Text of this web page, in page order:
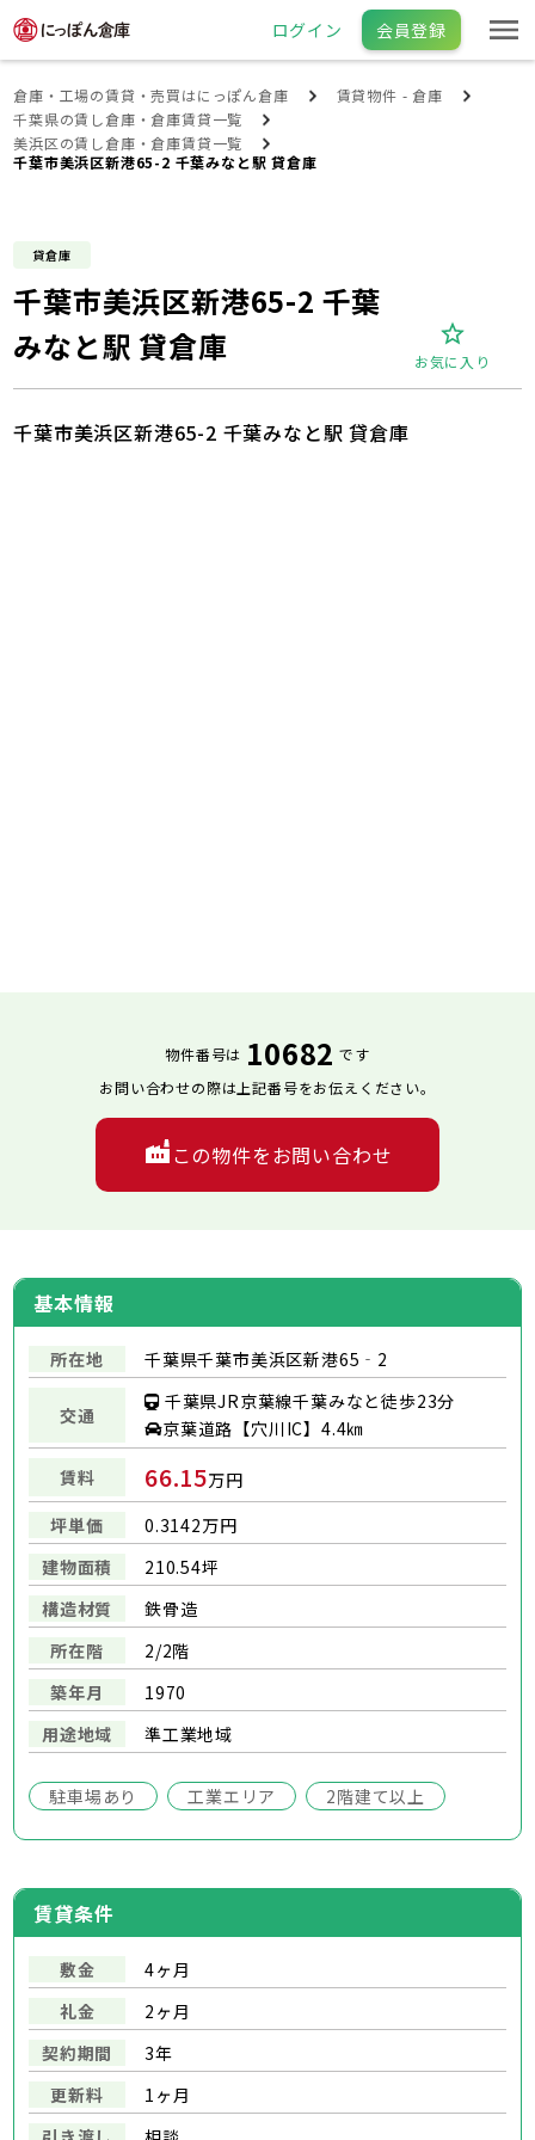
ログイン 会員登録
倉庫・工場の賃貸・売買はにっぽん倉庫
賃貸物件 - 倉庫
千葉県の賃し倉庫・倉庫賃貸一覧
美浜区の賃し倉庫・倉庫賃貸一覧
千葉市美浜区新港65-2 千葉みなと駅 貸倉庫
貸倉庫
千葉市美浜区新港65-2 千葉
みなと駅 貸倉庫
お気に入り
基本情報
所在地 千葉県千葉市美浜区新港65‐2
交通
千葉県JR京葉線千葉みなと徒歩23分
京葉道路【穴川IC】4.4㎞
賃料 66.15万円
坪単価
0.3142万円
建物面積
210.54坪
構造材質
鉄骨造
所在階
2/2階
築年月
1970
用途地域
準工業地域
駐車場あり 工業エリア 2階建て以上
千葉市美浜区新港65-2 千葉みなと駅 貸倉庫
物件番号は 10682 です
お問い合わせの際は上記番号をお伝えください。
この物件をお問い合わせ
賃貸条件
敷金
4ヶ月
礼金
2ヶ月
契約期間
3年
更新料
1ヶ月